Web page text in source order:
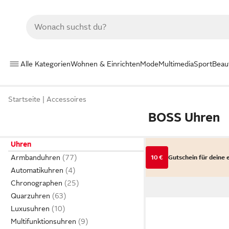
Alle KategorienWohnen & EinrichtenModeMultimediaSport
Startseite Accessoires
BOSS Uhren
Uhren
Armbanduhren
Automatikuhren
Chronographen
Quarzuhren
Luxusuhren
Multifunktionsuhren
10 € Gutschein für deine